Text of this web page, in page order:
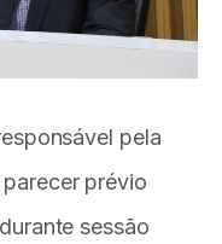
pela
prévio
sessão